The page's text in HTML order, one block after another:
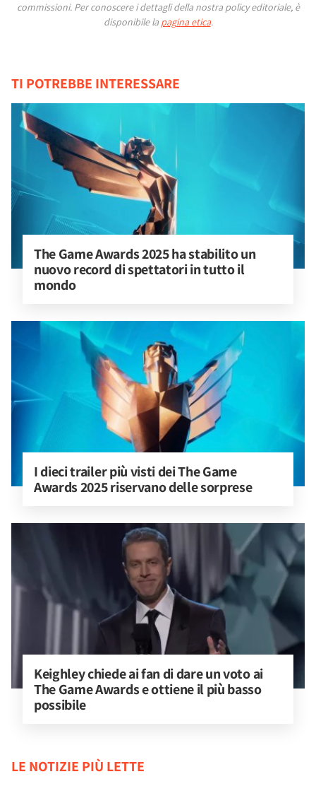
commissioni. Per conoscere i dettagli della nostra policy editoriale, è
disponibile la pagina etica.
TI POTREBBE INTERESSARE
The Game Awards 2025 ha stabilito un
nuovo record di spettatori in tutto il
mondo
I dieci trailer più visti dei The Game
Awards 2025 riservano delle sorprese
Keighley chiede ai fan di dare un voto ai
The Game Awards e ottiene il più basso
possibile
LE NOTIZIE PIÙ LETTE